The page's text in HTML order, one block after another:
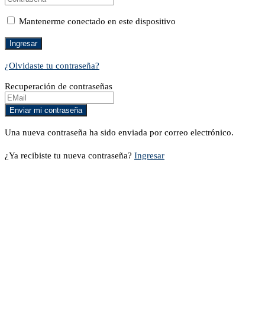
Mantenerme conectado en este dispositivo
¿Olvidaste tu contraseña?
Recuperación de contraseñas
Una nueva contraseña ha sido enviada por correo electrónico.
¿Ya recibiste tu nueva contraseña? Ingresar